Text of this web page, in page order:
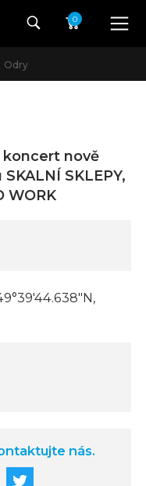
0
Odry
koncert nově
SKLEPY,
WORK
nás.